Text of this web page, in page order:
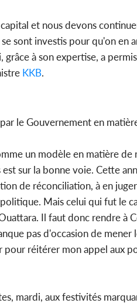
et nous devons
sont investis pour qu'on en
à son expertise, a
KKB.
le Gouvernement en
un modèle en matière
sur la bonne voie. Cette
de réconciliation, à en
Mais celui qui fut le
Il faut donc rendre à
pas d'occasion de
réitérer mon appel aux
mardi, aux festivités